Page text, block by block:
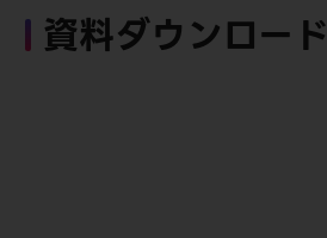
資料ダウンロード